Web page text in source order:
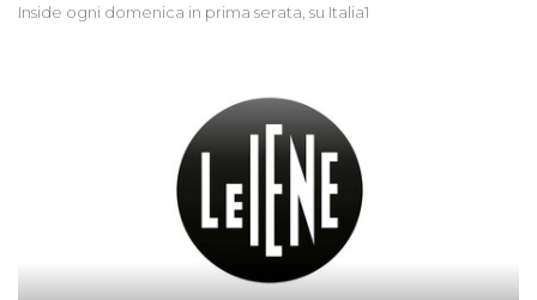
Inside ogni domenica in prima serata, su Italia1